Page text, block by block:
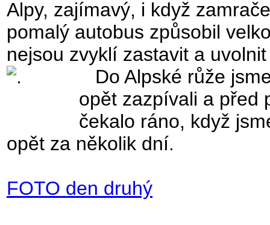
Alpy, zajímavý, i když
pomalý autobus způsobil
nejsou zvyklí zastavit a
Do Alpské růže
opět zazpívali a před
čekalo ráno, když
opět za několik dní.
FOTO den druhý